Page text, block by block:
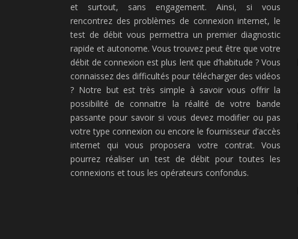
et surtout, sans engagement. Ainsi, si vous
rencontrez des problèmes de connexion internet, le
test de débit vous permettra un premier diagnostic
rapide et autonome. Vous trouvez peut être que votre
débit de connexion est plus lent que d’habitude ? Vous
connaissez des difficultés pour télécharger des vidéos
? Notre but est très simple à savoir vous offrir la
possibilité de connaitre la réalité de votre bande
passante pour savoir si vous devez modifier ou pas
votre type connexion ou encore le fournisseur d’accès
internet qui vous proposera votre contrat. Vous
pourrez réaliser un test de débit pour toutes les
connexions et tous les opérateurs confondus.